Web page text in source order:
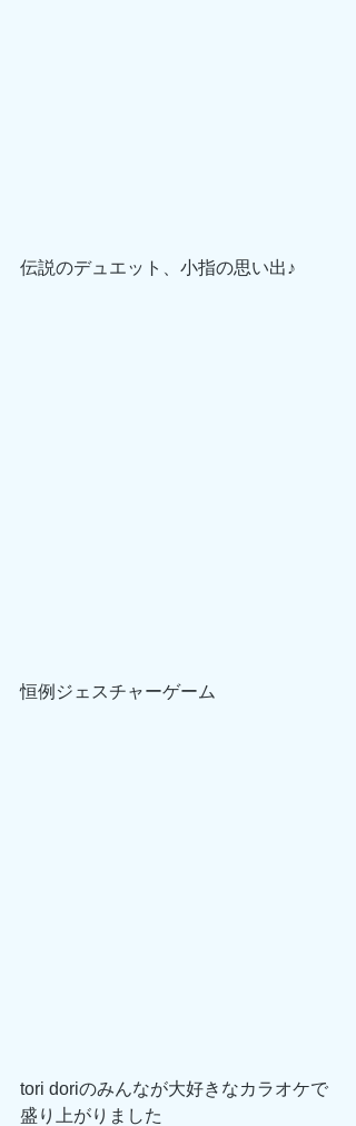
伝説のデュエット、小指の思い出♪
恒例ジェスチャーゲーム
tori doriのみんなが大好きなカラオケで
盛り上がりました